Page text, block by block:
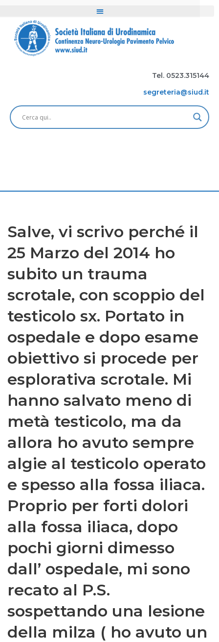
Tel. 0523.315144
segreteria@siud.it
Salve, vi scrivo perché il
25 Marzo del 2014 ho
subito un trauma
scrotale, con scoppio del
testicolo sx. Portato in
ospedale e dopo esame
obiettivo si procede per
esplorativa scrotale. Mi
hanno salvato meno di
metà testicolo, ma da
allora ho avuto sempre
algie al testicolo operato
e spesso alla fossa iliaca.
Proprio per forti dolori
alla fossa iliaca, dopo
pochi giorni dimesso
dall’ ospedale, mi sono
recato al P.S.
sospettando una lesione
della milza ( ho avuto un